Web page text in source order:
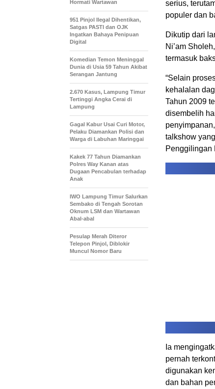
serius,
populer dan
Dikutip dari
Ni’am
termasuk
“Selain
kehalalan
Tahun 2009
disembelih
talkshow
Penggilingan
Ia
pernah
digunakan
dan bahan
Hormati Wartawan
951 Pinjol Ilegal Dihentikan,
Satgas PASTI dan OJK
Ingatkan Bahaya Penipuan
Digital
Komedian Temon Meninggal
Dunia di Usia 59 Tahun Akibat
Serangan Jantung
2.670 Kasus, Lampung Timur
Tertinggi Angka Cerai di
Lampung
Gagal Kabur Usai Curi Motor,
Pelaku Diamankan Polisi dan
Warga di Labuhan Maringgai
Kakek 77 Tahun Diamankan
Polres Way Kanan atas
Dugaan Pencabulan terhadap
Anak
IWO Lampung Timur Salurkan
Sembako di Tengah Sorotan
Oknum LSM dan Wartawan
Abal-abal
Pesulap Merah Diteror
Telepon Pinjol, Diblokir
Muncul Nomor Baru